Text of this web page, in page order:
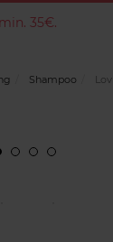
35€.
Shampoo